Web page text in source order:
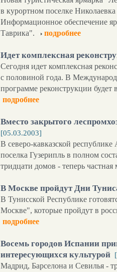
в курортном поселке
Информационное обеспечение
Таврика".
подробнее
Идет комплексная
Сегодня идет комплексная
с половиной года. В
программе реконструкции
подробнее
Вместо закрытого
[05.03.2003]
В северо-кавказской
поселка Гузерипль в полном
тридцати домов - теперь
В Москве пройдут Дни
В Тунисской Республике
Москве", которые пройдут в
подробнее
Восемь городов Испании
интересующихся культурой
Мадрид, Барселона и Севилья -